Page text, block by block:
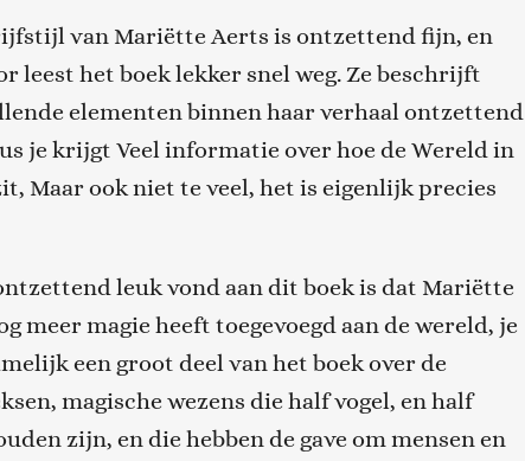
van Mariëtte Aerts is ontzettend fijn, en
leest het boek lekker snel weg. Ze beschrijft
elementen binnen haar verhaal ontzettend
je krijgt Veel informatie over hoe de Wereld in
Maar ook niet te veel, het is eigenlijk precies
leuk vond aan dit boek is dat Mariëtte
meer magie heeft toegevoegd aan de wereld, je
een groot deel van het boek over de
magische wezens die half vogel, en half
zijn, en die hebben de gave om mensen en